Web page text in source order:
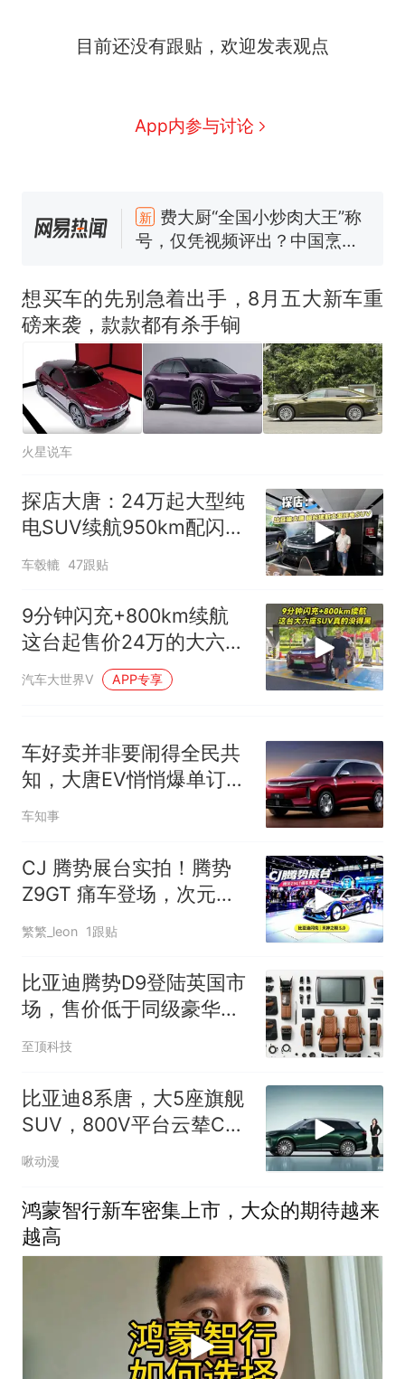
目前还没有跟贴，欢迎发表观点
App内参与讨论
传，院方回应：喻良教授已卸
任院长一职，不清楚辞职信来
新
费大厨“全国小炒肉大王”称
号，仅凭视频评出？中国烹饪
窝，原地守1天等它长大：挖了
140多朵
美国渔民钓获鲨鱼徒手将其拽
回大海 目击者直呼震惊 （视频
来源：参考消息）
笔试第一被第二名传话劝弃考
官方通报
惊艳！字都飘起来了 博主在田
间创作“悬浮字” 网友：真·裸眼
传，院方回应：喻良教授已卸
任院长一职，不清楚辞职信来
源；曾用手绘图做头像
想买车的先别急着出手，8月五大新车重
磅来袭，款款都有杀手锏
火星说车
探店大唐：24万起大型纯
电SUV续航950km配闪
充，香吗？
车毂轆 47跟贴
9分钟闪充+800km续航
这台起售价24万的大六座
SUV真的没得黑
汽车大世界V APP专享
车好卖并非要闹得全民共
知，大唐EV悄悄爆单订单
排到了半车后！
车知事
CJ 腾势展台实拍！腾势
Z9GT 痛车登场，次元与
繁繁_leon 1跟贴
比亚迪腾势D9登陆英国市
场，售价低于同级豪华
MPV
至顶科技
比亚迪8系唐，大5座旗舰
SUV，800V平台云辇C，
850公里续航
啾动漫
鸿蒙智行新车密集上市，大众的期待越来
越高